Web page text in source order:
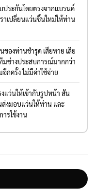
ประกันโดยตรงจากแบรนด์
าเปลี่ยนแว่นชิ้นใหม่ให้ท่าน
องท่านชำรุด เสียหาย เสีย
มช่างประสบการณ์มากกว่า
กครั้ง ไม่มีค่าใช้จ่าย
แว่นให้เข้ากับรูปหน้า สัน
งมอบแว่นให้ท่าน และ
รใช้งาน